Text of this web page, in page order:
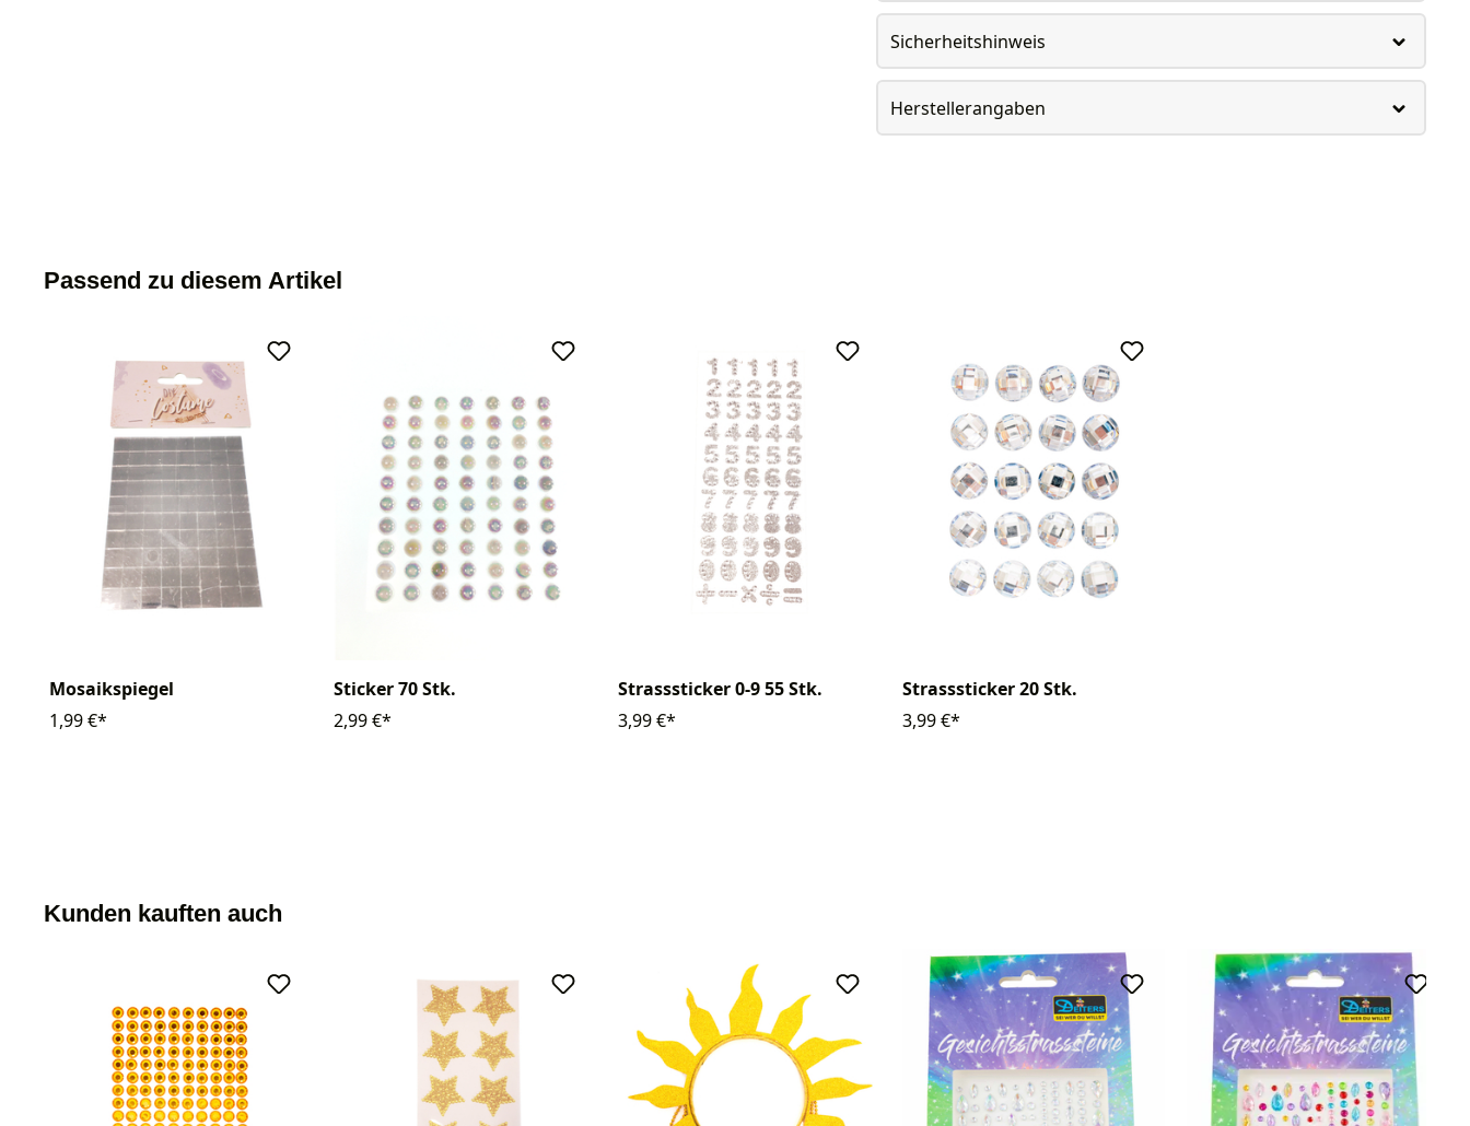
Sicherheitshinweis
Herstellerangaben
Passend zu diesem Artikel
Mosaikspiegel
1,99 €*
Sticker 70 Stk.
2,99 €*
Strasssticker 0-9 55 Stk.
3,99 €*
Strasssticker 20 Stk.
3,99 €*
Kunden kauften auch